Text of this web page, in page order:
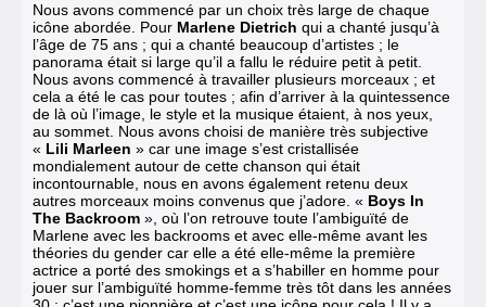
Nous avons commencé par un choix très large de chaque
icône abordée. Pour Marlene Dietrich qui a chanté jusqu’à
l’âge de 75 ans ; qui a chanté beaucoup d’artistes ; le
panorama était si large qu’il a fallu le réduire petit à petit.
Nous avons commencé à travailler plusieurs morceaux ; et
cela a été le cas pour toutes ; afin d’arriver à la quintessence
de là où l’image, le style et la musique étaient, à nos yeux,
au sommet. Nous avons choisi de manière très subjective
« Lili Marleen » car une image s’est cristallisée
mondialement autour de cette chanson qui était
incontournable, nous en avons également retenu deux
autres morceaux moins convenus que j’adore. « Boys In
The Backroom », où l’on retrouve toute l’ambiguïté de
Marlene avec les backrooms et avec elle-même avant les
théories du gender car elle a été elle-même la première
actrice a porté des smokings et a s’habiller en homme pour
jouer sur l’ambiguïté homme-femme très tôt dans les années